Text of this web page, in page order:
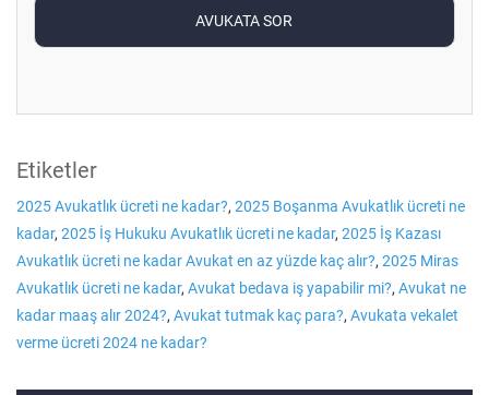
Etiketler
2025 Avukatlık ücreti ne kadar?, 2025 Boşanma Avukatlık ücreti ne
kadar, 2025 İş Hukuku Avukatlık ücreti ne kadar, 2025 İş Kazası
Avukatlık ücreti ne kadar Avukat en az yüzde kaç alır?, 2025 Miras
Avukatlık ücreti ne kadar, Avukat bedava iş yapabilir mi?, Avukat ne
kadar maaş alır 2024?, Avukat tutmak kaç para?, Avukata vekalet
verme ücreti 2024 ne kadar?